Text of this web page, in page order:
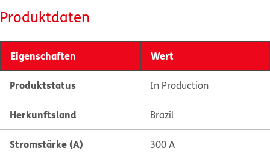
Produktdaten
Eigenschaften Wert
Produktstatus In Production
Herkunftsland Brazil
Stromstärke (A) 300 A